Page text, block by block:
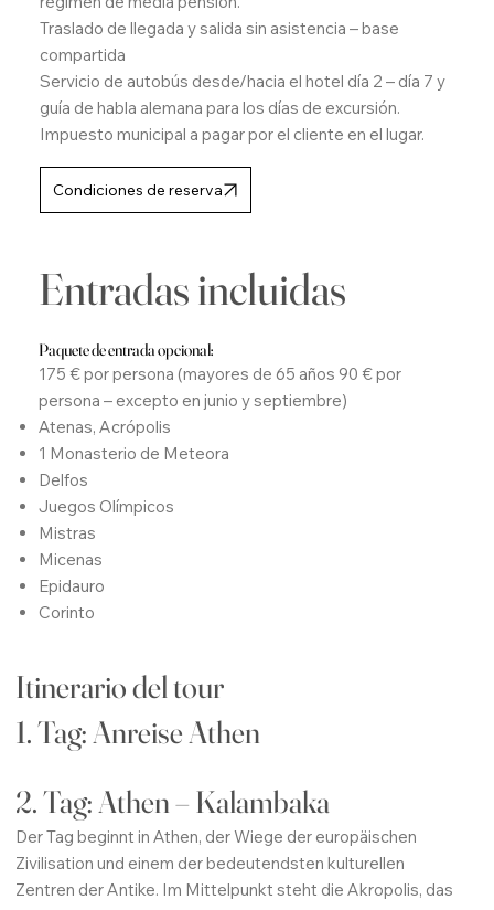
Traslado de llegada y salida sin asistencia – base
compartida
Servicio de autobús desde/hacia el hotel día 2 – día 7 y
guía de habla alemana para los días de excursión.
Impuesto municipal a pagar por el cliente en el lugar.
Condiciones de reserva
Entradas incluidas
Paquete de entrada opcional:
175 € por persona (mayores de 65 años 90 € por
persona – excepto en junio y septiembre)
Atenas, Acrópolis
1 Monasterio de Meteora
Delfos
Juegos Olímpicos
Mistras
Micenas
Epidauro
Corinto
Itinerario del tour
1.Tag: Anreise Athen
2. Tag: Athen – Kalambaka
Der Tag beginnt in Athen, der Wiege der europäischen
Zivilisation und einem der bedeutendsten kulturellen
Zentren der Antike. Im Mittelpunkt steht die Akropolis, das